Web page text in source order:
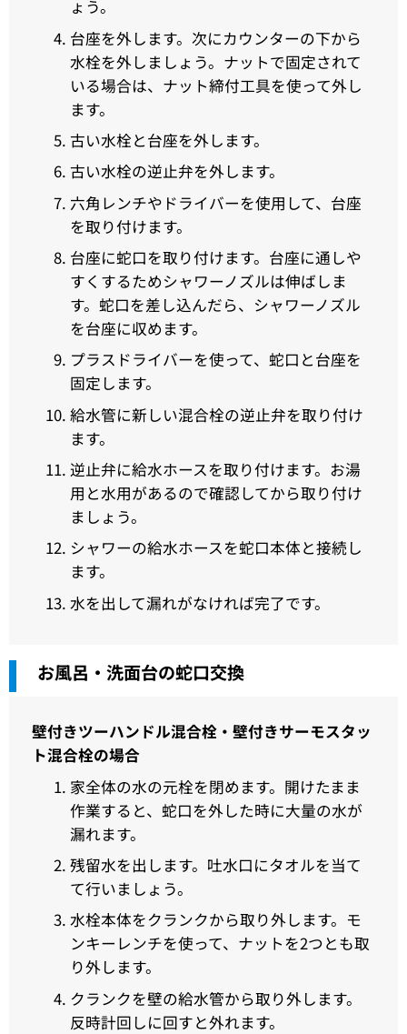
ょう。
台座を外します。次にカウンターの下から
水栓を外しましょう。ナットで固定されて
いる場合は、ナット締付工具を使って外し
ます。
古い水栓と台座を外します。
古い水栓の逆止弁を外します。
六角レンチやドライバーを使用して、台座
を取り付けます。
台座に蛇口を取り付けます。台座に通しや
すくするためシャワーノズルは伸ばしま
す。蛇口を差し込んだら、シャワーノズル
を台座に収めます。
プラスドライバーを使って、蛇口と台座を
固定します。
給水管に新しい混合栓の逆止弁を取り付け
ます。
逆止弁に給水ホースを取り付けます。お湯
用と水用があるので確認してから取り付け
ましょう。
シャワーの給水ホースを蛇口本体と接続し
ます。
水を出して漏れがなければ完了です。
お風呂・洗面台の蛇口交換
壁付きツーハンドル混合栓・壁付きサーモスタッ
ト混合栓の場合
家全体の水の元栓を閉めます。開けたまま
作業すると、蛇口を外した時に大量の水が
漏れます。
残留水を出します。吐水口にタオルを当て
て行いましょう。
水栓本体をクランクから取り外します。モ
ンキーレンチを使って、ナットを2つとも取
り外します。
クランクを壁の給水管から取り外します。
反時計回しに回すと外れます。